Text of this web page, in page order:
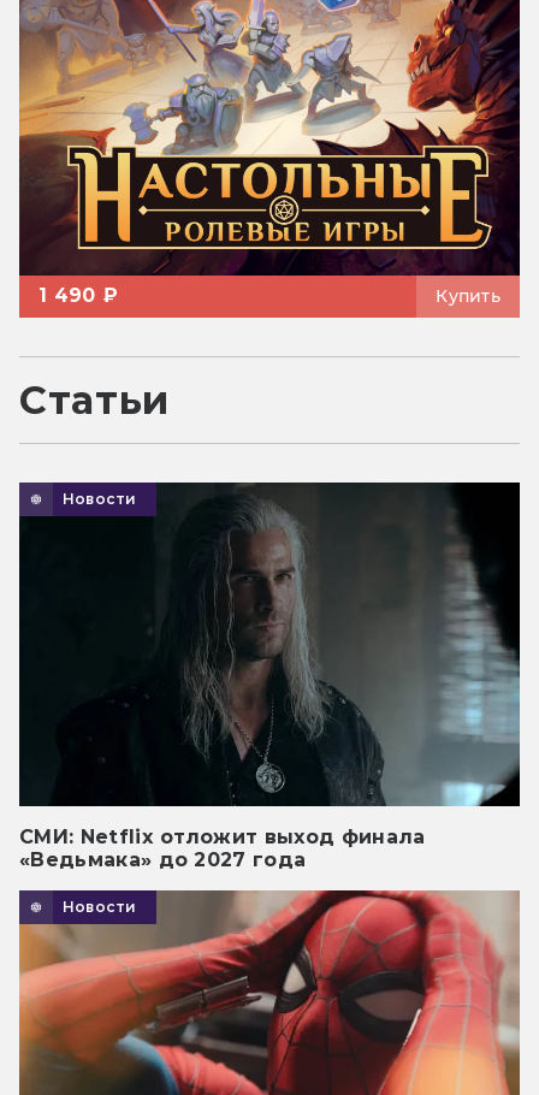
1 490 ₽ Купить
Статьи
Новости
СМИ: Netflix отложит выход финала
«Ведьмака» до 2027 года
Новости